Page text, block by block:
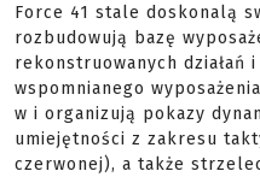
Force 41 stale doskonalą
rozbudowują bazę
rekonstruowanych działań
wspomnianego
w i organizują pokazy
umiejętności z zakresu
czerwonej), a także